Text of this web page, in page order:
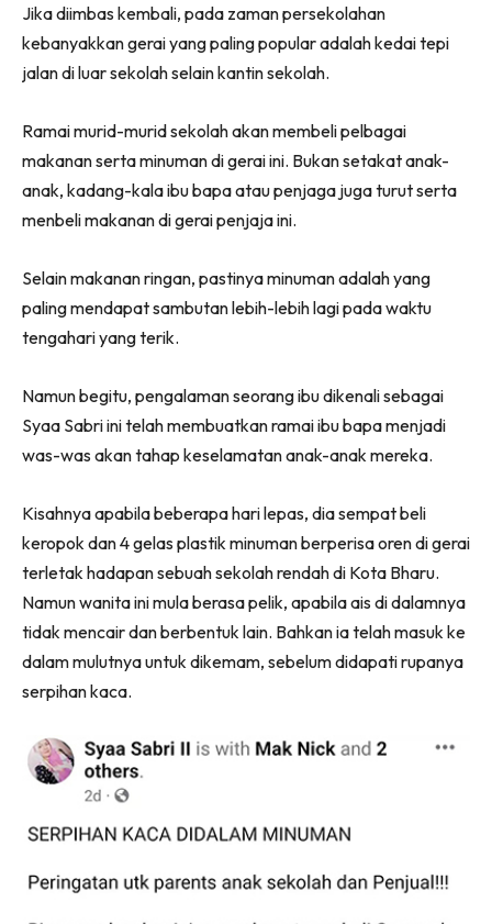
Jika diimbas kembali, pada zaman persekolahan
kebanyakkan gerai yang paling popular adalah kedai tepi
jalan di luar sekolah selain kantin sekolah.
Ramai murid-murid sekolah akan membeli pelbagai
makanan serta minuman di gerai ini. Bukan setakat anak-
anak, kadang-kala ibu bapa atau penjaga juga turut serta
menbeli makanan di gerai penjaja ini.
Selain makanan ringan, pastinya minuman adalah yang
paling mendapat sambutan lebih-lebih lagi pada waktu
tengahari yang terik.
Namun begitu, pengalaman seorang ibu dikenali sebagai
Syaa Sabri ini telah membuatkan ramai ibu bapa menjadi
was-was akan tahap keselamatan anak-anak mereka.
Kisahnya apabila beberapa hari lepas, dia sempat beli
keropok dan 4 gelas plastik minuman berperisa oren di gerai
terletak hadapan sebuah sekolah rendah di Kota Bharu.
Namun wanita ini mula berasa pelik, apabila ais di dalamnya
tidak mencair dan berbentuk lain. Bahkan ia telah masuk ke
dalam mulutnya untuk dikemam, sebelum didapati rupanya
serpihan kaca.